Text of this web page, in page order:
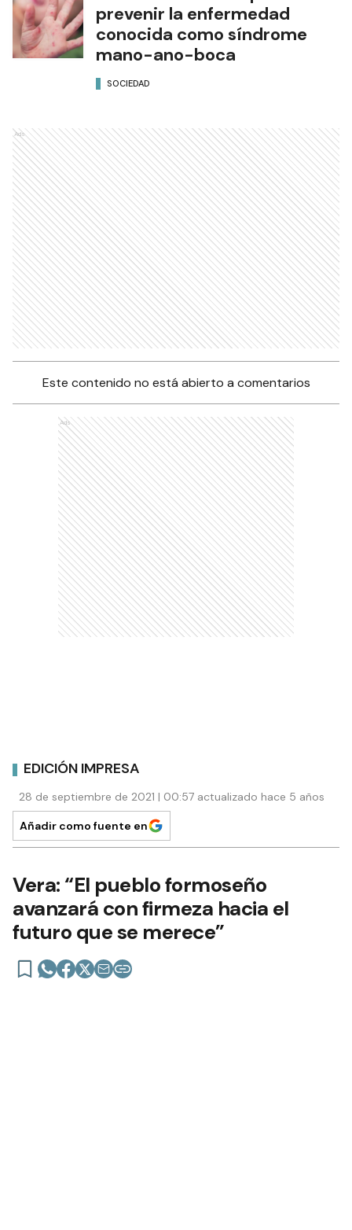
prevenir la enfermedad
conocida como síndrome
mano-ano-boca
SOCIEDAD
Ads
Este contenido no está abierto a comentarios
Ads
EDICIÓN IMPRESA
28 de septiembre de 2021 | 00:57 actualizado hace 5 años
Añadir como fuente en
Vera: “El pueblo formoseño
avanzará con firmeza hacia el
futuro que se merece”